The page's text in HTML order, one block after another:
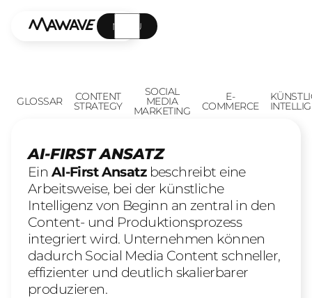
MENÜ
GLOSSAR CONTENT
STRATEGY
SOCIAL
MEDIA
MARKETING
E-
COMMERCE
AI-FIRST ANSATZ
Ein AI-First Ansatzbeschreibt eine
Arbeitsweise, bei der künstliche
Intelligenz von Beginn an zentral in den
Content- und Produktionsprozess
integriert wird. Unternehmen können
dadurch Social Media Content schneller,
effizienter und deutlich skalierbarer
produzieren.